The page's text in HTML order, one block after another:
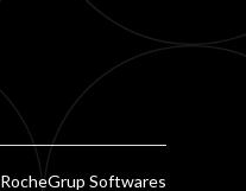
RocheGrup Softwares